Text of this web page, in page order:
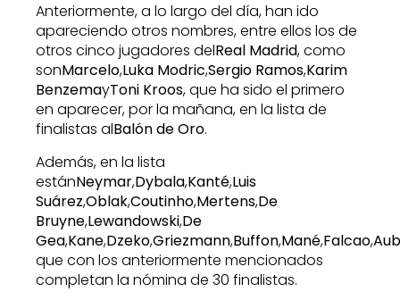
Anteriormente, a lo largo del día, han ido
apareciendo otros nombres, entre ellos los de
otros cinco jugadores delReal Madrid, como
sonMarcelo,Luka Modric,Sergio Ramos,Karim
BenzemayToni Kroos, que ha sido el primero
en aparecer, por la mañana, en la lista de
finalistas alBalón de Oro.
Además, en la lista
estánNeymar,Dybala,Kanté,Luis
Suárez,Oblak,Coutinho,Mertens,De
Bruyne,Lewandowski,De
Gea,Kane,Dzeko,Griezmann,Buffon,Mané,Falcao,
que con los anteriormente mencionados
completan la nómina de 30 finalistas.